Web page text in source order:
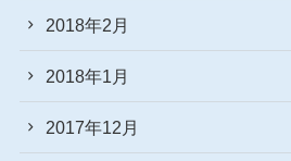
2018年2月
2018年1月
2017年12月